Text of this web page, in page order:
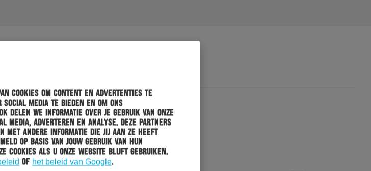
cookies om content en advertenties te
media te bieden en om ons
delen we informatie over je gebruik van onze
media, adverteren en analyse. Deze partners
met andere informatie die jij aan ze heeft
op basis van jouw gebruik van hun
cookies als u onze website blijft gebruiken.
of het beleid van Google.